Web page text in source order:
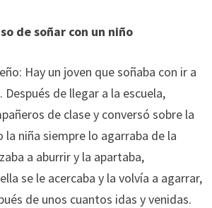
de soñar con un niño
Hay un joven que soñaba con ir a
Después de llegar a la escuela,
de clase y conversó sobre la
la niña siempre lo agarraba de la
a aburrir y la apartaba,
se le acercaba y la volvía a agarrar,
de unos cuantos idas y venidas.